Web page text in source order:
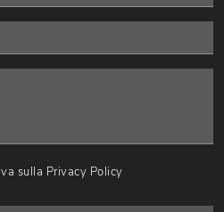
sulla Privacy Policy